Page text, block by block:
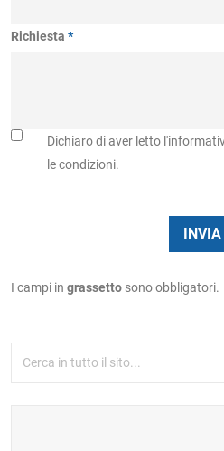
Richiesta
Dichiaro di aver letto
le condizioni.
INVIA
I campi in grassetto sono obbligatori.